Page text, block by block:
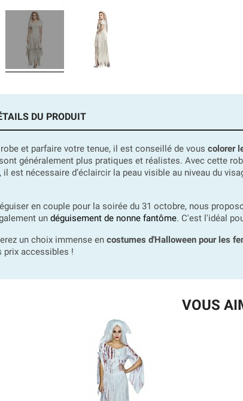
DU PRODUIT
et parfaire votre tenue, il est conseillé de vous colorer
généralement plus pratiques et réalistes. Avec cette
, il est nécessaire d’éclaircir la peau visible au niveau du
en couple pour la soirée du 31 octobre, nous
un déguisement de nonne fantôme. C'est l'idéal
un choix immense en costumes d'Halloween pour les
prix accessibles !
VOUS